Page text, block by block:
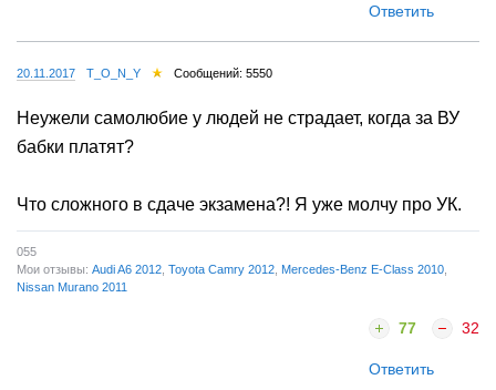
Ответить
20.11.2017 T_O_N_Y Сообщений: 5550
Неужели самолюбие у людей не страдает, когда за ВУ
бабки платят?
Что сложного в сдаче экзамена?! Я уже молчу про УК.
055
Мои отзывы: Audi A6 2012 Toyota Camry 2012 Mercedes-Benz E-Class 2010
Nissan Murano 2011
77 32
Ответить